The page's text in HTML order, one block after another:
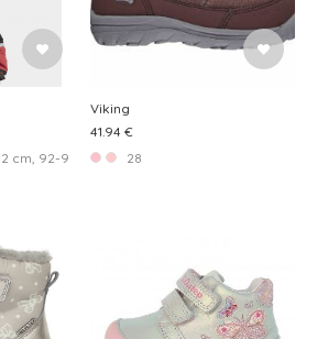
92-98 cm, 98-104 cm, 104-110 cm, 110-116 cm,
Viking
41.94 €
28